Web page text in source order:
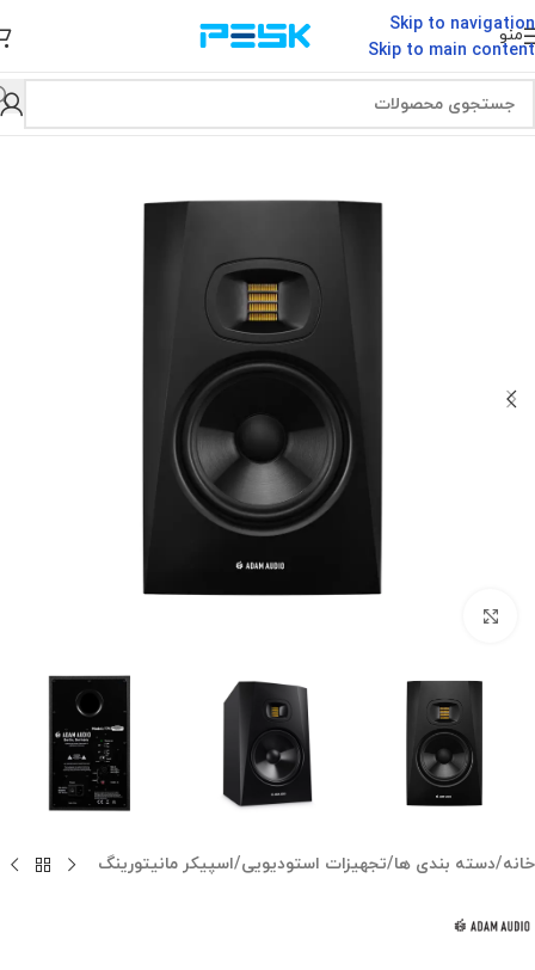
Skip to navigation
Skip to main content
منو
خانه/دسته بندی ها/تجهیزات استودیویی/اسپیکر مانیتورینگ